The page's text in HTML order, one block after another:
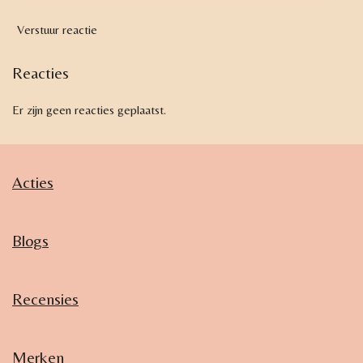
Verstuur reactie
Reacties
Er zijn geen reacties geplaatst.
Acties
Blogs
Recensies
Merken